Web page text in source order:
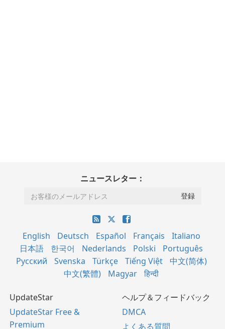
ニュースレター：
English Deutsch Español Français
Italiano
日本語
한국어 Nederlands Polski
Português
Русский
Svenska Türkçe Tiếng Việt
中文(简体)
中文(繁體)
Magyar हिन्दी
UpdateStar
UpdateStar Free &
Premium
ヘルプ＆フィードバック
DMCA
よくある質問